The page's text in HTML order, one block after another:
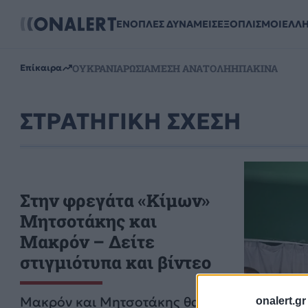
onalert.gr
ΕΝΟΠΛΕΣ ΔΥΝΑΜΕΙΣΕΞΟΠΛΙΣΜΟΙ
Επίκαιρα ΟΥΚΡΑΝΙΑΡΩΣΙΑΜΕΣΗ ΑΝΑΤΟΛΗΗΠΑΚΙΝΑ
ΣΤΡΑΤΗΓΙΚΗ ΣΧΕΣΗ
Στην φρεγάτα «Κίμων»
Μητσοτάκης και
Μακρόν – Δείτε
στιγμιότυπα και βίντεο
Μακρόν και Μητσοτάκης θα